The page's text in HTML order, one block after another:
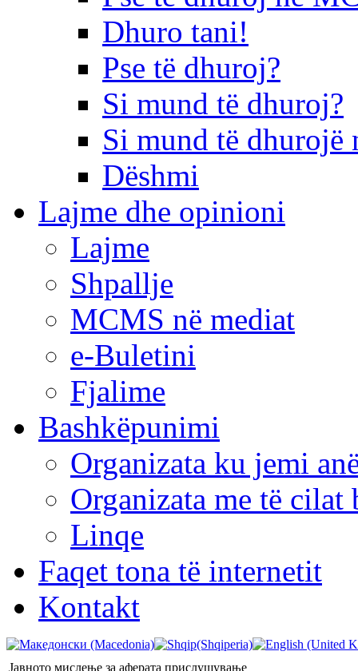
Dhuro tani!
Pse të dhuroj?
Si mund të dhuroj?
Si mund të dhurojë
Dëshmi
Lajme dhe opinioni
Lajme
Shpallje
MCMS në mediat
e-Buletini
Fjalime
Bashkëpunimi
Organizata ku jemi
Organizata me të cilat
Linqe
Faqet tona të internetit
Kontakt
Јавното мислење за аферата прислушување